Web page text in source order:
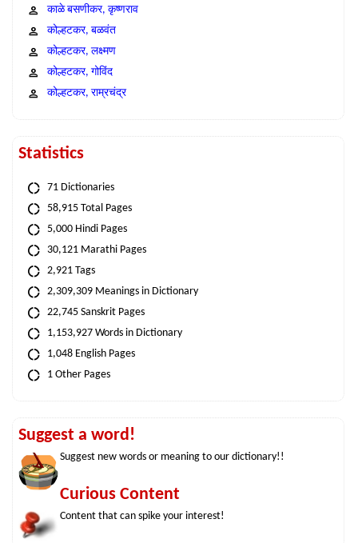
काळे बसणीकर, कृष्णराव
कोल्हटकर, बळवंत
कोल्हटकर, लक्ष्मण
कोल्हटकर, गोविंद
कोल्हटकर, राम्रचंद्र
Statistics
71 Dictionaries
58,915 Total Pages
5,000 Hindi Pages
30,121 Marathi Pages
2,921 Tags
2,309,309 Meanings in Dictionary
22,745 Sanskrit Pages
1,153,927 Words in Dictionary
1,048 English Pages
1 Other Pages
Suggest a word!
Suggest new words or meaning to our dictionary!!
Curious Content
Content that can spike your interest!